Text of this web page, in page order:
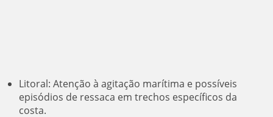
Litoral: Atenção à agitação marítima e possíveis
episódios de ressaca em trechos específicos da
costa.